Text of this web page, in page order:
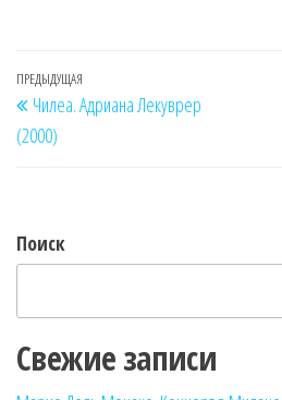
Навигация
по
записям
Предыдущая
запись
ПРЕДЫДУЩАЯ
Чилеа. Адриана Лекуврер
(2000)
Поиск
Свежие записи